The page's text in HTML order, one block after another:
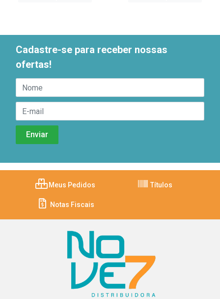
Cadastre-se para receber nossas
ofertas!
Meus Pedidos Títulos
Notas Fiscais